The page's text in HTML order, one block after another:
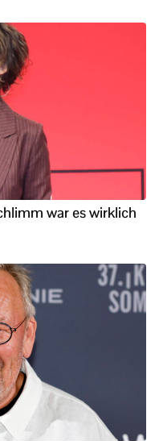
war es wirklich